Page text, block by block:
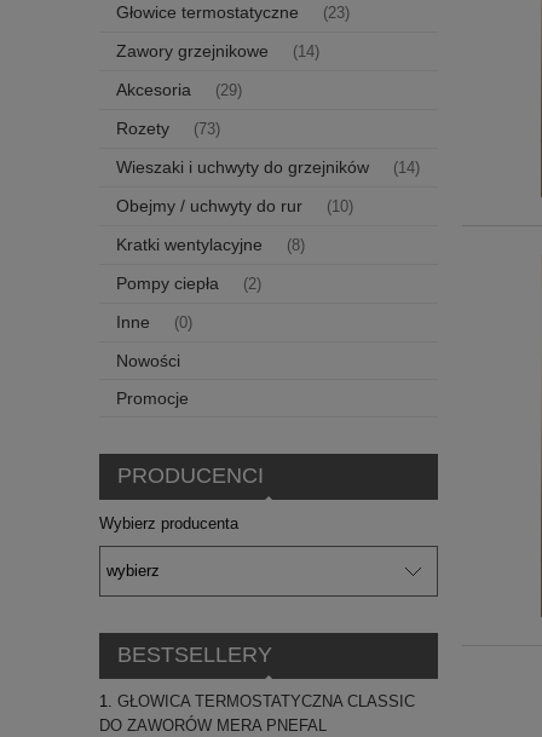
Głowice termostatyczne (23)
Zawory grzejnikowe (14)
Akcesoria (29)
Rozety (73)
Wieszaki i uchwyty do grzejników (14)
Obejmy / uchwyty do rur (10)
Kratki wentylacyjne (8)
Pompy ciepła (2)
Inne (0)
Nowości
Promocje
PRODUCENCI
Wybierz producenta
BESTSELLERY
GŁOWICA TERMOSTATYCZNA CLASSIC
DO ZAWORÓW MERA PNEFAL